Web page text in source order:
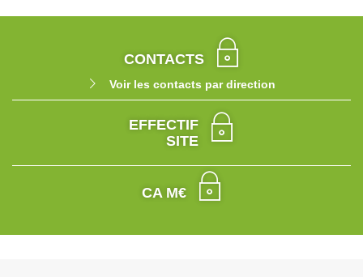
CONTACTS
Voir les contacts par direction
EFFECTIF
SITE
CA M€